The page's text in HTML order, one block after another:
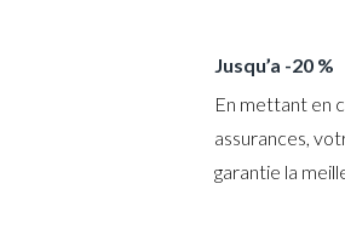
Jusqu’a -20 %
En mettant en
assurances,
garantie la